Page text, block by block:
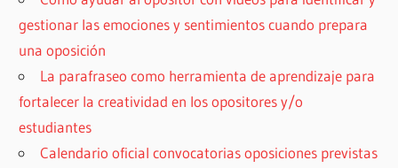
gestionar las emociones y sentimientos cuando prepara
una oposición
La parafraseo como herramienta de aprendizaje para
fortalecer la creatividad en los opositores y/o
estudiantes
Calendario oficial convocatorias oposiciones previstas